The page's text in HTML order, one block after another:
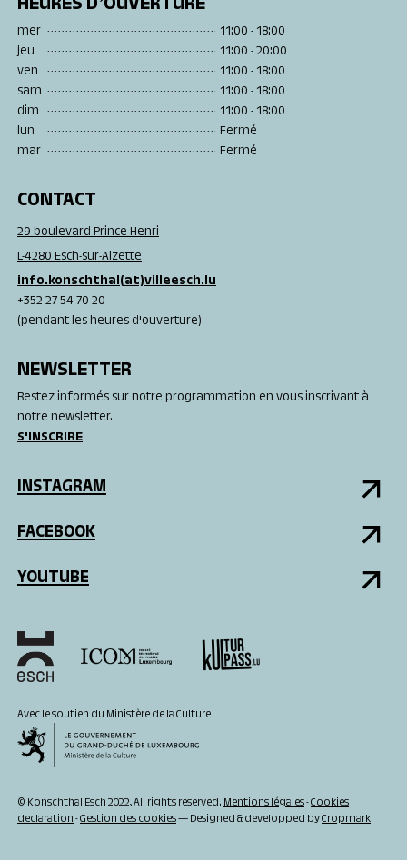
mer
11:00 - 18:00
jeu
11:00 - 20:00
ven
11:00 - 18:00
sam
11:00 - 18:00
dim
11:00 - 18:00
lun
Fermé
mar
Fermé
CONTACT
29 boulevard Prince Henri
L-4280 Esch-sur-Alzette
info.konschthal(at)villeesch.lu
+352 27 54 70 20
(pendant les heures d'ouverture)
NEWSLETTER
Restez informés sur notre programmation en vous inscrivant à
notre newsletter.
S'INSCRIRE
INSTAGRAM
FACEBOOK
YOUTUBE
Avec le soutien du Ministère de la Culture
© Konschthal Esch 2022, All rights reserved.Mentions légales-Cookies
declaration-Gestion des cookies— Designed & developped byCropmark